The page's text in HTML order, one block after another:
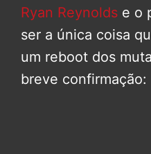
Ryan Reynolds e o
ser a única coisa
um reboot dos
breve confirmação: